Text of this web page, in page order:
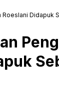
Didapuk